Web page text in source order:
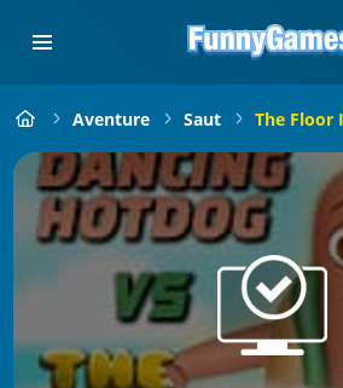
Aventure Saut The Floor